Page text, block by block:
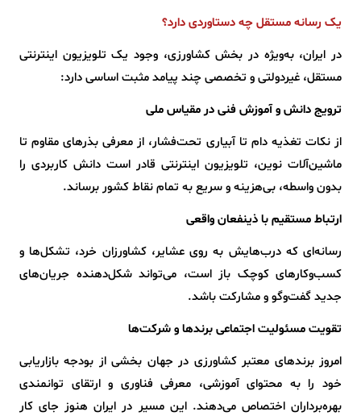
یک رسانه مستقل چه دستاوردی دارد؟
در ایران، به‌ویژه در بخش کشاورزی، وجود یک تلویزیون اینترنتی
مستقل، غیردولتی و تخصصی چند پیامد مثبت اساسی دارد:
ترویج دانش و آموزش فنی در مقیاس ملی
از نکات تغذیه دام تا آبیاری تحت‌فشار، از معرفی بذرهای مقاوم تا
ماشین‌آلات نوین، تلویزیون اینترنتی قادر است دانش کاربردی را
بدون واسطه، بی‌هزینه و سریع به تمام نقاط کشور برساند.
ارتباط مستقیم با ذینفعان واقعی
رسانه‌ای که درب‌هایش به روی عشایر، کشاورزان خرد، تشکل‌ها و
کسب‌وکارهای کوچک باز است، می‌تواند شکل‌دهنده جریان‌های
جدید گفت‌وگو و مشارکت باشد.
تقویت مسئولیت اجتماعی برندها و شرکت‌ها
امروز برندهای معتبر کشاورزی در جهان بخشی از بودجه بازاریابی
خود را به محتوای آموزشی، معرفی فناوری و ارتقای توانمندی
بهره‌برداران اختصاص می‌دهند. این مسیر در ایران هنوز جای کار